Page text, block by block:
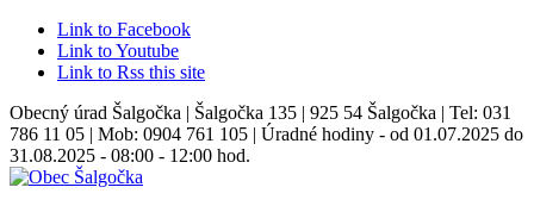
Link to Facebook
Link to Youtube
Link to Rss this site
Obecný úrad Šalgočka | Šalgočka 135 | 925 54 Šalgočka | Tel: 031
786 11 05 | Mob: 0904 761 105 | Úradné hodiny - od 01.07.2025 do
31.08.2025 - 08:00 - 12:00 hod.